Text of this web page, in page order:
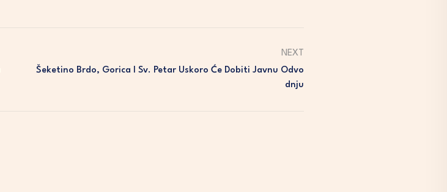
NEXT
Šeketino Brdo, Gorica I Sv. Petar Uskoro Će Dobiti Javnu Odvo
Dnju